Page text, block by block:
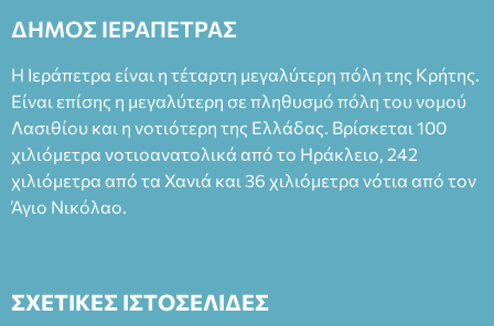
ΔΗΜΟΣ ΙΕΡΑΠΕΤΡΑΣ
Η Ιεράπετρα είναι η τέταρτη μεγαλύτερη πόλη της Κρήτης.
Είναι επίσης η μεγαλύτερη σε πληθυσμό πόλη του νομού
Λασιθίου και η νοτιότερη της Ελλάδας. Βρίσκεται 100
χιλιόμετρα νοτιοανατολικά από το Ηράκλειο, 242
χιλιόμετρα από τα Χανιά και 36 χιλιόμετρα νότια από τον
Άγιο Νικόλαο.
ΣΧΕΤΙΚΕΣ ΙΣΤΟΣΕΛΙΔΕΣ